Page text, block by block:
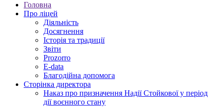
Головна
Про ліцей
Діяльність
Досягнення
Історія та традиції
Звіти
Prozorro
E-data
Благодійна допомога
Сторінка директора
Наказ про призначення Надії Стойкової у період
дії воєнного стану